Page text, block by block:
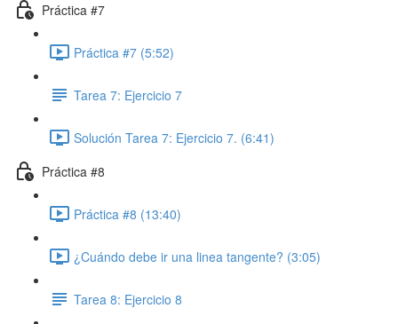
Práctica #7
Práctica #7 (5:52)
Tarea 7: Ejercicio 7
Solución Tarea 7: Ejercicio 7. (6:41)
Práctica #8
Práctica #8 (13:40)
¿Cuándo debe ir una linea tangente? (3:05)
Tarea 8: Ejercicio 8